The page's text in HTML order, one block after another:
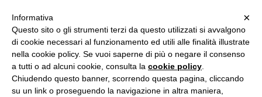
ASCOLTA RADIO LUNA
×
×
Informativa
Questo sito o gli strumenti terzi da questo utilizzati si avvalgono
di cookie necessari al funzionamento ed utili alle finalità illustrate
nella cookie policy. Se vuoi saperne di più o negare il consenso
a tutti o ad alcuni cookie, consulta la cookie policy
Chiudendo questo banner, scorrendo questa pagina, cliccando
su un link o proseguendo la navigazione in altra maniera,